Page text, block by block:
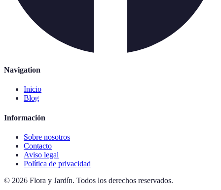
Navigation
Inicio
Blog
Información
Sobre nosotros
Contacto
Aviso legal
Política de privacidad
© 2026 Flora y Jardín. Todos los derechos reservados.